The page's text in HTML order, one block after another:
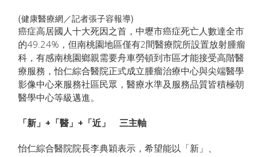
(健康醫療網／記者張子容報導)
癌症高居國人十大死因之首，中壢市癌症死亡人數達全市
的49.24%，但南桃園地區僅有2間醫療院所設置放射腫瘤
科，有感南桃園鄉親需要舟車勞頓到市區才能接受高階醫
療服務，怡仁綜合醫院正式成立腫瘤治療中心與尖端醫學
影像中心來服務社區民眾，醫療水準及服務品質皆積極朝
醫學中心等級邁進。
「新」+「醫」+「近」 三主軸
怡仁綜合醫院院長李典穎表示，希望能以「新」、